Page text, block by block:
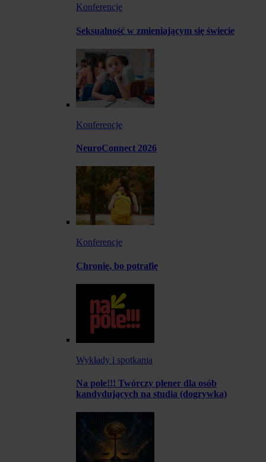
Konferencje
Seksualność w zmieniającym się świecie
Konferencje
NeuroConnect 2026
Konferencje
Chronię, bo potrafię
Wykłady i spotkania
Na pole!!! Twórczy plener dla osób
kandydujących na studia (dogrywka)